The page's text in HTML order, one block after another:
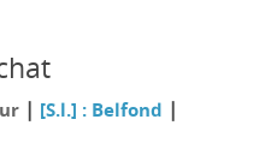
| [S.l.] : Belfond |